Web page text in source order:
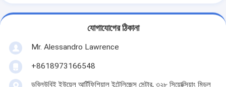
যোগাযোগের ঠিকানা
Mr. Alessandro Lawrence
+8618973166548
ডব্লিউবিই ইউয়েলু আর্টিফিশিয়াল ইন্টেলিজেন্স সেন্টার, ৩২৮ সিয়োক্সিয়াং মিডল